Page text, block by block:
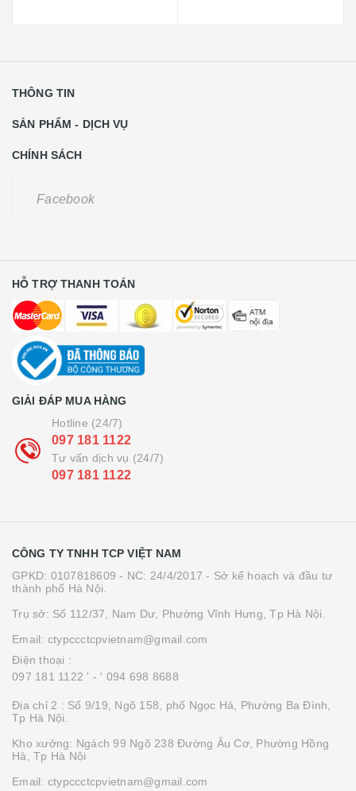
THÔNG TIN
SẢN PHẨM - DỊCH VỤ
CHÍNH SÁCH
Facebook
HỖ TRỢ THANH TOÁN
GIẢI ĐÁP MUA HÀNG
Hotline (24/7)
097 181 1122
Tư vấn dịch vụ (24/7)
097 181 1122
CÔNG TY TNHH TCP VIỆT NAM
GPKD: 0107818609 - NC: 24/4/2017 - Sở kế hoạch và đầu tư
thành phố Hà Nội.
Trụ sở: Số 112/37, Nam Dư, Phường Vĩnh Hưng, Tp Hà Nội.
Email: ctypccctcpvietnam@gmail.com
Điện thoại :
097 181 1122 ' - ' 094 698 8688
Địa chỉ 2 : Số 9/19, Ngõ 158, phố Ngọc Hà, Phường Ba Đình,
Tp Hà Nội.
Kho xưởng: Ngách 99 Ngõ 238 Đường Âu Cơ, Phường Hồng
Hà, Tp Hà Nội
Email: ctypccctcpvietnam@gmail.com